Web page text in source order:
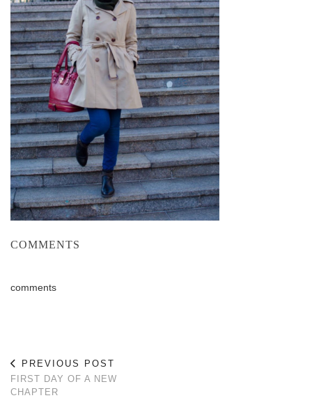
COMMENTS
comments
PREVIOUS POST
FIRST DAY OF A NEW
CHAPTER